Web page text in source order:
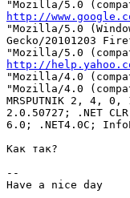
http://
"Mozilla/5.0
Gecko/20101203
http://
"Mozilla/4.0
"Mozilla/4.0
MRSPUTNIK 2, 4,
2.0.50727; .NET
6.0; .NET4.0C;
Как так?
--
Have a nice day